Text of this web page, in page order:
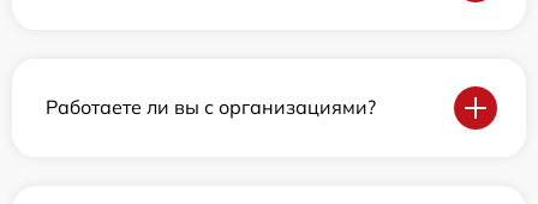
Работаете ли вы с организациями?